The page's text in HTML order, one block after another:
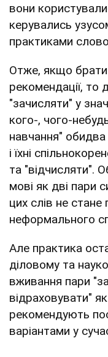
вони
керувались
практиками
Отже, якщо брати
рекомендації, то
"зачисляти" у
кого-, чого-
навчання"
і їхні
та "відчисляти".
мові як дві пари
цих слів не
неформального
Але практика
діловому та
вживання пари
відраховувати"
рекомендують
варіантами у